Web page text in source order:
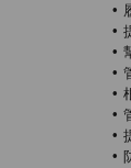
•
•
•
•
•
•
•
•